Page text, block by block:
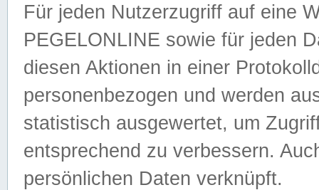
Für jeden Nutzerzugriff auf eine
PEGELONLINE sowie für jeden
diesen Aktionen in einer
personenbezogen und werden
statistisch ausgewertet, um
entsprechend zu verbessern.
persönlichen Daten verknüpft.